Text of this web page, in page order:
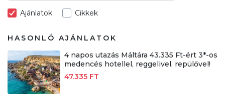
Ajánlatok Cikkek
HASONLÓ AJÁNLATOK
4 napos utazás Máltára 43.335 Ft-ért 3*-os
medencés hotellel, reggelivel, repülővel!
47.335 FT